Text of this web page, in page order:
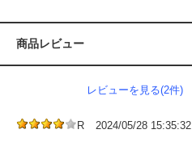
商品レビュー
レビューを見る(2件)
R
2024/05/28 15:35:32